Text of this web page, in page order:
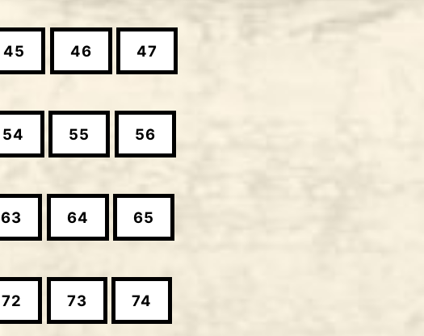
45 46 47
54 55 56
63 64 65
72 73 74